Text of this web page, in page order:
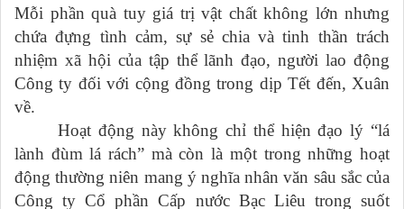
Mỗi phần quà tuy giá trị vật chất không lớn nhưng
chứa đựng tình cảm, sự sẻ chia và tinh thần trách
nhiệm xã hội của tập thể lãnh đạo, người lao động
Công ty đối với cộng đồng trong dịp Tết đến, Xuân
về.
Hoạt động này không chỉ thể hiện đạo lý “lá
lành đùm lá rách” mà còn là một trong những hoạt
động thường niên mang ý nghĩa nhân văn sâu sắc của
Công ty Cổ phần Cấp nước Bạc Liêu trong suốt